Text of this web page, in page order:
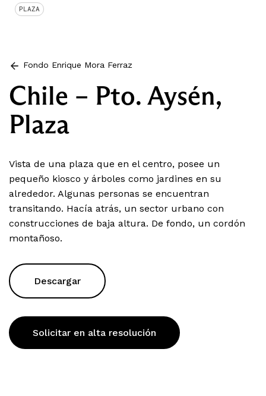
PLAZA
Fondo Enrique Mora Ferraz
Chile – Pto. Aysén,
Plaza
Vista de una plaza que en el centro, posee un
pequeño kiosco y árboles como jardines en su
alrededor. Algunas personas se encuentran
transitando. Hacía atrás, un sector urbano con
construcciones de baja altura. De fondo, un cordón
montañoso.
Descargar
Solicitar en alta resolución